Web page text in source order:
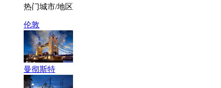
热门城市/地区
伦敦
曼彻斯特